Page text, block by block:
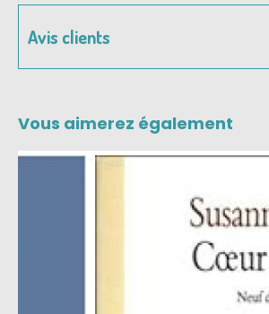
Avis clients
Vous aimerez également